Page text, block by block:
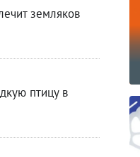
земляков
птицу в